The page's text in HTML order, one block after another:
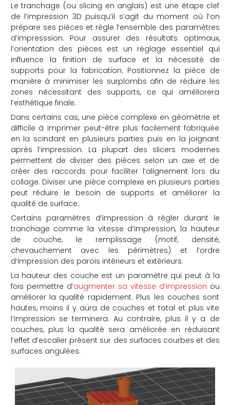
Le tranchage (ou slicing en anglais) est une étape clef
de l’impression 3D puisqu’il s’agit du moment où l’on
prépare ses pièces et règle l’ensemble des paramètres
d’impresssion. Pour assurer des résultats optimaux,
l’orientation des pièces est un réglage essentiel qui
influence la finition de surface et la nécessité de
supports pour la fabrication. Positionnez la pièce de
manière à minimiser les surplombs afin de réduire les
zones nécessitant des supports, ce qui améliorera
l’esthétique finale.
Dans certains cas, une pièce complexe en géométrie et
difficile à imprimer peut-être plus facilement fabriquée
en la scindant en plusieurs parties puis en la joignant
après l’impression. La plupart des slicers modernes
permettent de diviser des pièces selon un axe et de
créer des raccords pour faciliter l’alignement lors du
collage. Diviser une pièce complexe en plusieurs parties
peut réduire le besoin de supports et améliorer la
qualité de surface.
Certains paramètres d’impression à régler durant le
tranchage comme la vitesse d’impression, la hauteur
de couche, le remplissage (motif, densité,
chevauchement avec les périmètres) et l’ordre
d’impression des parois intérieurs et extérieurs.
La hauteur des couche est un paramètre qui peut à la
fois permettre d’augmenter sa vitesse d’impression ou
améliorer la qualité rapidement. Plus les couches sont
hautes, moins il y aura de couches et total et plus vite
l’impression se terminera. Au contraire, plus il y a de
couches, plus la qualité sera améliorée en réduisant
l’effet d’escalier présent sur des surfaces courbes et des
surfaces angulées.